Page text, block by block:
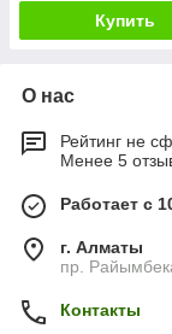
Купить
О нас
Рейтинг не
Менее 5
Работает с
г. Алматы
пр.
Контакты